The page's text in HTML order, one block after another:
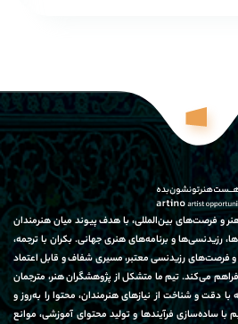
و فرصت‌های بین‌المللی، با هدف پیوند میان هنرمندان
رزیدنسی‌ها و برنامه‌های هنری جهانی. بکران با ترجمه،
و فرصت‌های رزیدنسی معتبر، مسیری شفاف و قابل اعتماد
می‌کند. تیم ما متشکل از پژوهشگران هنر، مترجمان
دقت و شناخت از نیازهای هنرمندان، محتوا را به‌روز و
با ساده‌سازی فرآیندها و تولید محتوای آموزشی، موانع